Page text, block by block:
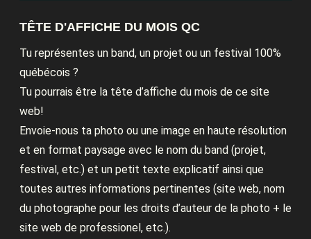
TÊTE D'AFFICHE DU MOIS QC
Tu représentes un band, un projet ou un festival 100%
québécois ?
Tu pourrais être la tête d’affiche du mois de ce site
web!
Envoie-nous ta photo ou une image en haute résolution
et en format paysage avec le nom du band (projet,
festival, etc.) et un petit texte explicatif ainsi que
toutes autres informations pertinentes (site web, nom
du photographe pour les droits d’auteur de la photo + le
site web de professionel, etc.).